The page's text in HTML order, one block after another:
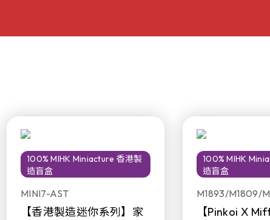
100% MIHK Miniacture 香港製
造盲盒
MINI7-AST
【香港製造迷你系列】家
100% MIHK
造盲盒
M1893/M1809/
【Pinkoi X